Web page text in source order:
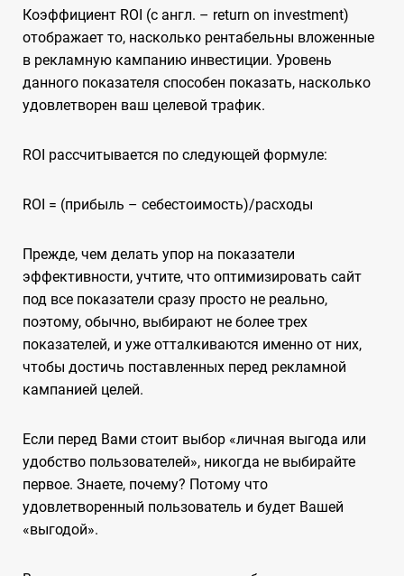
Коэффициент ROI (с англ. – return on investment)
отображает то, насколько рентабельны вложенные
в рекламную кампанию инвестиции. Уровень
данного показателя способен показать, насколько
удовлетворен ваш целевой трафик.
ROI рассчитывается по следующей формуле:
ROI = (прибыль – себестоимость)/расходы
Прежде, чем делать упор на показатели
эффективности, учтите, что оптимизировать сайт
под все показатели сразу просто не реально,
поэтому, обычно, выбирают не более трех
показателей, и уже отталкиваются именно от них,
чтобы достичь поставленных перед рекламной
кампанией целей.
Если перед Вами стоит выбор «личная выгода или
удобство пользователей», никогда не выбирайте
первое. Знаете, почему? Потому что
удовлетворенный пользователь и будет Вашей
«выгодой».